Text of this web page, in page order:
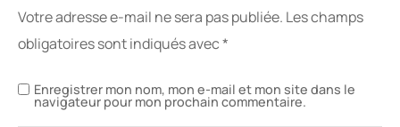
Votre adresse e-mail ne sera pas publiée. Les champs
obligatoires sont indiqués avec*
Enregistrer mon nom, mon e-mail et mon site dans le
navigateur pour mon prochain commentaire.